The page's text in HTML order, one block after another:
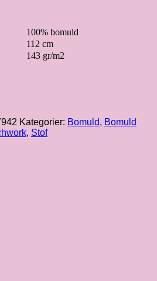
100% bomuld
112 cm
143 gr/m2
Kategorier: Bomuld, Bomuld
, Stof